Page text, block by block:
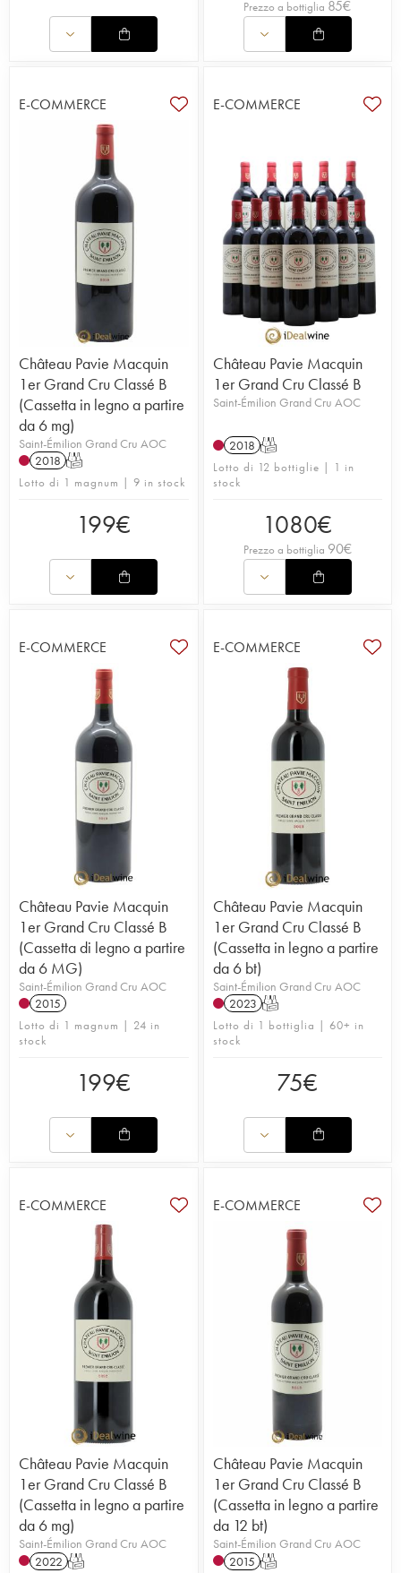
Prezzo a bottiglia 85€
E-COMMERCE
Château Pavie Macquin
1er Grand Cru Classé B
(Cassetta in legno a partire
da 6 mg)
Saint-Émilion Grand Cru AOC
2018 T
Lotto di 1 magnum | 9 in stock
199€
E-COMMERCE
Château Pavie Macquin
1er Grand Cru Classé B
Saint-Émilion Grand Cru AOC
2018 T
Lotto di 12 bottiglie | 1 in
stock
1080€
Prezzo a bottiglia 90€
E-COMMERCE
Château Pavie Macquin
1er Grand Cru Classé B
(Cassetta di legno a partire
da 6 MG)
Saint-Émilion Grand Cru AOC
2015
Lotto di 1 magnum | 24 in
stock
199€
E-COMMERCE
Château Pavie Macquin
1er Grand Cru Classé B
(Cassetta in legno a partire
da 6 bt)
Saint-Émilion Grand Cru AOC
2023 T
Lotto di 1 bottiglia | 60+ in
stock
75€
E-COMMERCE
Château Pavie Macquin
1er Grand Cru Classé B
(Cassetta in legno a partire
da 6 mg)
Saint-Émilion Grand Cru AOC
2022 T
E-COMMERCE
Château Pavie Macquin
1er Grand Cru Classé B
(Cassetta in legno a partire
da 12 bt)
Saint-Émilion Grand Cru AOC
2015 T